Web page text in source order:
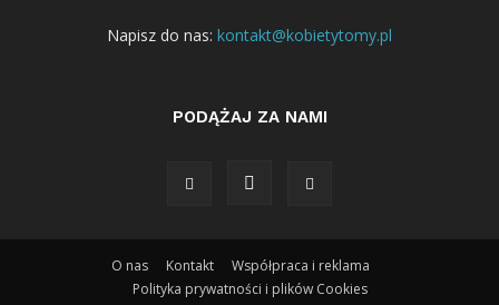
Napisz do nas: kontakt@kobietytomy.pl
PODĄŻAJ ZA NAMI
O nas Kontakt
Współpraca i reklama
Polityka prywatności i plików Cookies